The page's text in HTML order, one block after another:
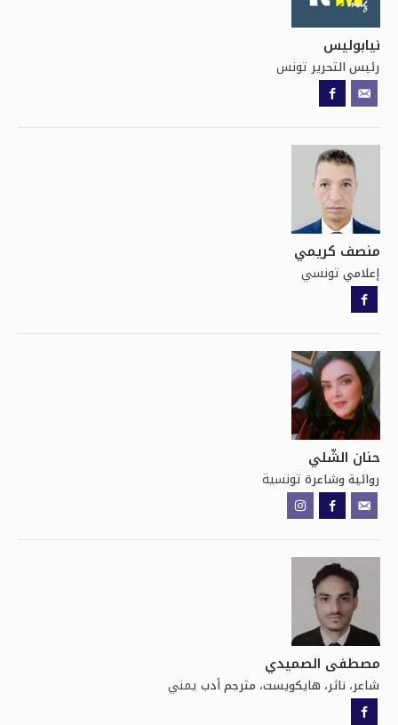
نيابوليس
رئيس التحرير تونس
منصف كريمي
إعلامي تونسي
حنان الشّلي
روائية وشاعرة تونسية
مصطفى الصميدي
شاعر، ناثر، هايكويست، مترجم أدب يمني